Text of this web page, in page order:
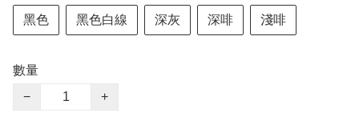
黑色 黑色白線 深灰 深啡 淺啡
數量
−
+